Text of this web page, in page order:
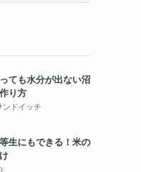
ても水分が出ない沼
り方
ンドイッチ
生にもできる！米の